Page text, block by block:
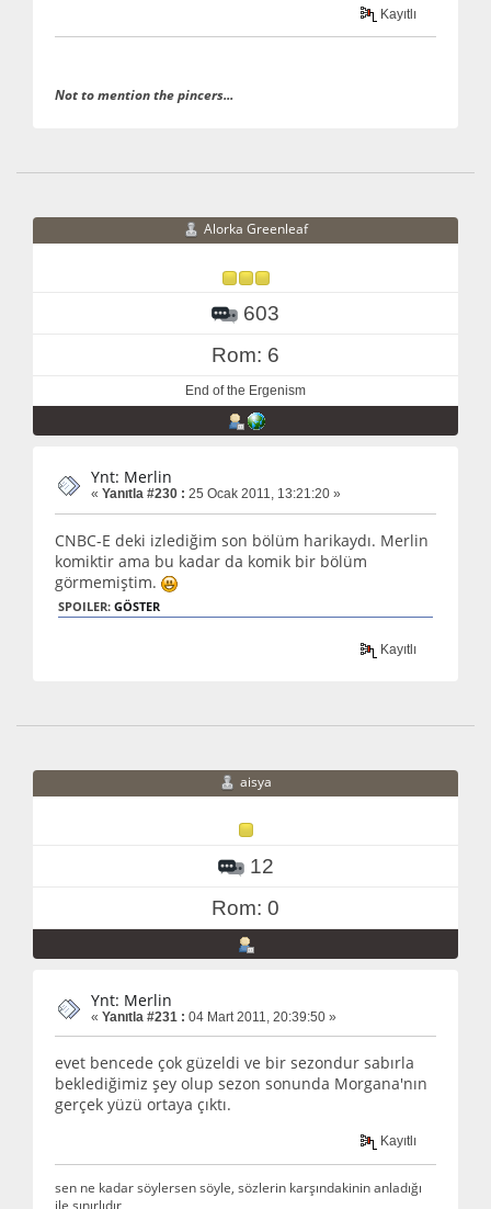
Kayıtlı
Not to mention the pincers...
Alorka Greenleaf
603
Rom: 6
End of the Ergenism
Ynt: Merlin
« Yanıtla #230 : 25 Ocak 2011, 13:21:20 »
CNBC-E deki izlediğim son bölüm harikaydı. Merlin
komiktir ama bu kadar da komik bir bölüm
görmemiştim.
SPOILER: GÖSTER
Kayıtlı
aisya
12
Rom: 0
Ynt: Merlin
« Yanıtla #231 : 04 Mart 2011, 20:39:50 »
evet bencede çok güzeldi ve bir sezondur sabırla
beklediğimiz şey olup sezon sonunda Morgana'nın
gerçek yüzü ortaya çıktı.
Kayıtlı
sen ne kadar söylersen söyle, sözlerin karşındakinin anladığı
ile sınırlıdır